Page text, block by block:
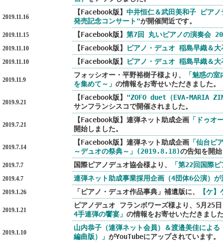
2019.11.16
【Facebook版】 中井恒仁＆武田美和子 ピアノ
発売記念コンサート"が開催間近です。
2019.11.15 【Facebook版】 第7回 丸いピアノの演奏会
2019.11.10 【Facebook版】 ピアノ・デュオ 稲島早織＆
2019.11.10 【Facebook版】 ピアノ・デュオ 稲島早織＆
2019.11.9
フォッシオー・平野裕樹子様より、
「魅惑の
を集めて～」 の情報をお寄せいただきました。
2019.9.21
【Facebook版】 "ZOFO duet（EVA-MARIA
サンフランシスコで開催されました。
2019.7.21
【Facebook版】連弾ネット助成企画 「ドゥ
開始しました。
2019.7.14
【Facebook版】連弾ネット助成企画 「仙台ピ
～デュオの祭典～」(2019.8.18)の告知を開
2019.7.7 国際ピアノデュオ協会様より、 「第22回国際
2019.4.7 連弾ネット助成事業採用企画（4団体6公演）が
2019.1.26 「ピアノ・デュオ作品事典」補遺版に、 【ケ
2019.1.21
ピアノデュオ フランボワーズ様より、5月25
4手連弾の饗宴」 の情報をお寄せいただきまし
2019.1.10
山内恭子（連弾ネット会員）＆渡邉美佳によ
編曲版）」 がYouTubeにアップされています。